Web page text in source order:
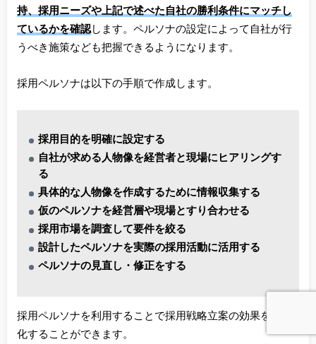
持、採用ニーズや上記で述べた自社の勝利条件にマッチし
ているかを確認します。ペルソナの設定によって自社が行
うべき施策なども把握できるようになります。
採用ペルソナは以下の手順で作成します。
採用目的を明確に設定する
自社が求める人物像を経営者と現場にヒアリングす
る
具体的な人物像を作成するために情報収集する
仮のペルソナを経営層や現場とすり合わせる
採用市場を調査して要件を絞る
設計したペルソナを実際の採用活動に活用する
ペルソナの見直し・修正をする
採用ペルソナを利用することで採用戦略立案の効果を最大
化することができます。